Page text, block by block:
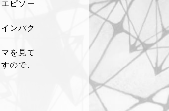
ピソー
ンパク
を見て
ので、